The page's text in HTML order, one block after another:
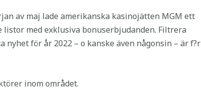
av maj lade amerikanska kasinojätten MGM ett
med exklusiva bonuserbjudanden. Filtrera
för år 2022 – o kanske även någonsin – är f?r
inom området.